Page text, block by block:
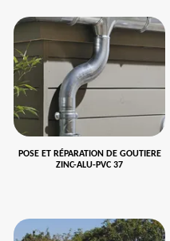
POSE ET RÉPARATION DE GOUTIERE
ZINC-ALU-PVC 37